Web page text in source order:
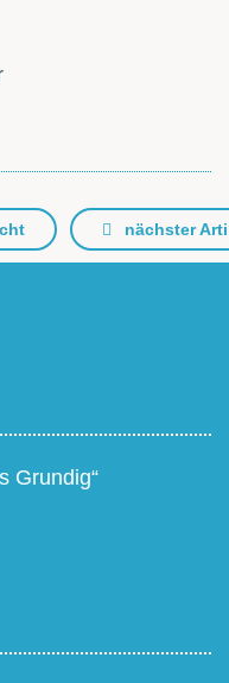
nächster
Grundig“